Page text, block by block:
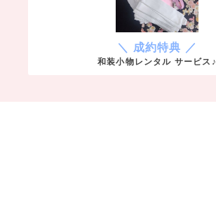
＼ 成約特典 ／
和装小物レンタル サービス♪